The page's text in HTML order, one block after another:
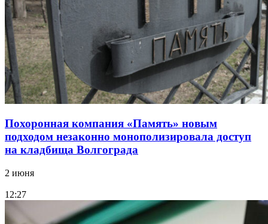
Похоронная компания «Память» новым
подходом незаконно монополизировала доступ
на кладбища Волгограда
2 июня
12:27